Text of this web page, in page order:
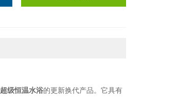
超级恒温水浴的更新换代产品。它具有